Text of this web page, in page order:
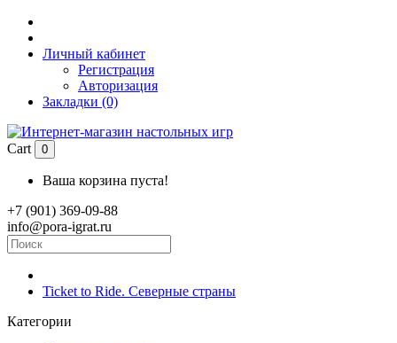
Личный кабинет
Регистрация
Авторизация
Закладки (0)
Cart 0
Ваша корзина пуста!
+7 (901) 369-09-88
info@pora-igrat.ru
Ticket to Ride. Северные страны
Категории